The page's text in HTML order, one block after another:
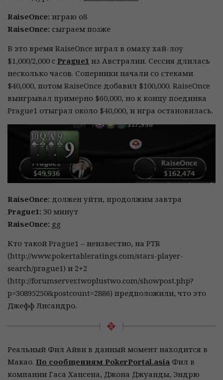
RaiseOnce: играю о8
RaiseOnce: сыграем позже
В это время RaiseOnce играл в омаху хай-лоу
$1,000/2,000 c Prague1 из Австралии. Сессия длилась
несколько часов. Соперники начали со стеками
$40,000, потом RaiseOnce добавил $100,000. RaiseOnce
выигрывал примерно $60,000, но к концу поединка
Prague1 отыграл около $40,000, и игра остановилась.
RaiseOnce: должен уйти, продолжим завтра
Prague1: 30 минут
RaiseOnce: gg
Кто такой Prague1 – неизвестно, на PTR
(http://www.pokertableratings.com/stars-player-
search/prague1) и 2+2
(http://forumserver.twoplustwo.com/showpost.php?
p=30895250&postcount=2886) предположили, что это
Джефф Лисандро.
Реальный Фил Айви в данный момент находится в
Макао. По сообщениям PokerPortal.asia Фил в
компании Гаса Хансена, Джона Джуанды, Эндрю